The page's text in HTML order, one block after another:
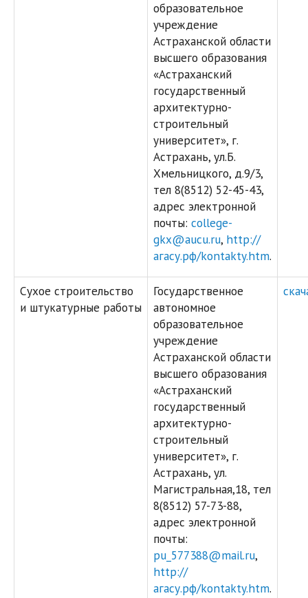
образовательное
учреждение
Астраханской области
высшего образования
«Астраханский
государственный
архитектурно-
строительный
университет», г.
Астрахань, ул.Б.
Хмельницкого, д.9/3,
тел 8(8512) 52-45-43,
адрес электронной
почты: college-
gkx@aucu.ru, http://
агасу.рф/kontakty.htm.
Сухое строительство
и штукатурные работы
Государственное
автономное
образовательное
учреждение
Астраханской области
высшего образования
«Астраханский
государственный
архитектурно-
строительный
университет», г.
Астрахань, ул.
Магистральная,18, тел
8(8512) 57-73-88,
адрес электронной
почты:
pu_577388@mail.ru,
http://
агасу.рф/kontakty.htm.